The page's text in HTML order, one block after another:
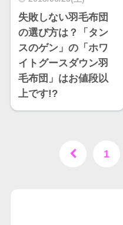
失敗しない羽毛布団
の選び方は？「タン
スのゲン」の「ホワ
イトグースダウン羽
毛布団」はお値段以
上です!?
1